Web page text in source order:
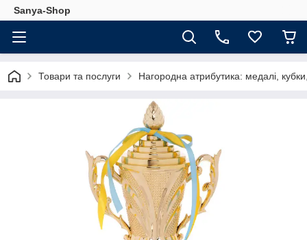
Sanya-Shop
Товари та послуги Нагородна атрибутика: медалі,